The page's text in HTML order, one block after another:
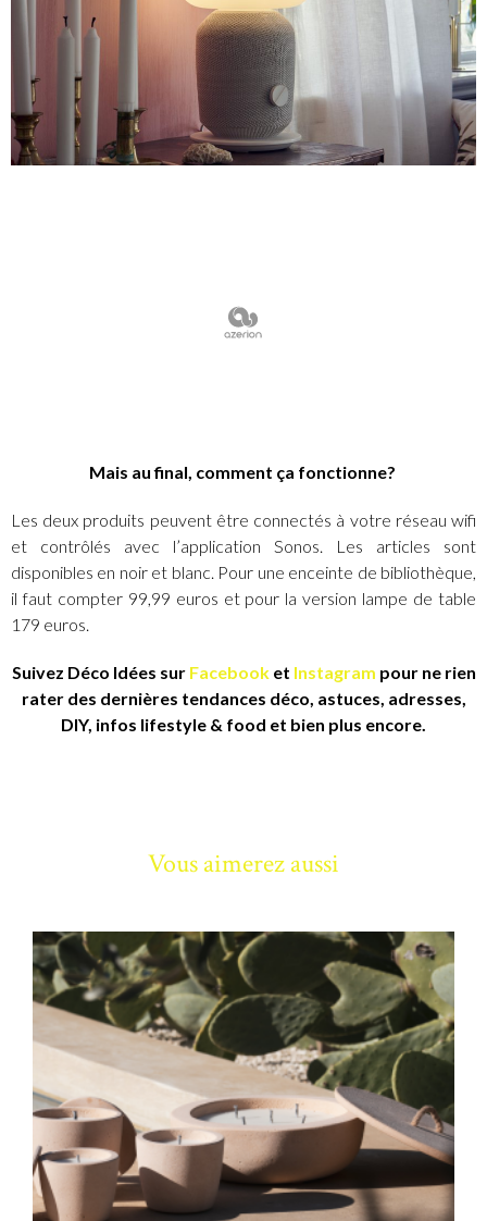
Mais au final, comment ça fonctionne?
Les deux produits peuvent être connectés à votre réseau wifi
et contrôlés avec l’application Sonos. Les articles sont
disponibles en noir et blanc. Pour une enceinte de bibliothèque,
il faut compter 99,99 euros et pour la version lampe de table
179 euros.
Suivez Déco Idées sur Facebooket Instagram pour ne rien
rater des dernières tendances déco, astuces, adresses,
DIY, infos lifestyle & food et bien plus encore.
Vous aimerez aussi